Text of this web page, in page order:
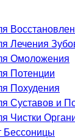
Лечения
Омоложения
Потенции
Похудения
Суставов и
Чистки
Бессоницы